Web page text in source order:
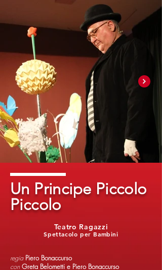
Un Principe Piccolo
Piccolo
Spettacolo per Bambini
Teatro Ragazzi
regia Piero Bonaccurso
conGreta Belometti e Piero Bonaccurso